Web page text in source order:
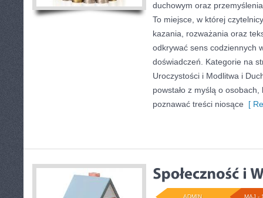
duchowym oraz
To miejsce, w której
kazania, rozważania oraz
odkrywać sens codziennych
doświadczeń. Kategorie na
Uroczystości i Modlitwa i
powstało z myślą o
poznawać treści niosące [
MAJ -
ADMIN